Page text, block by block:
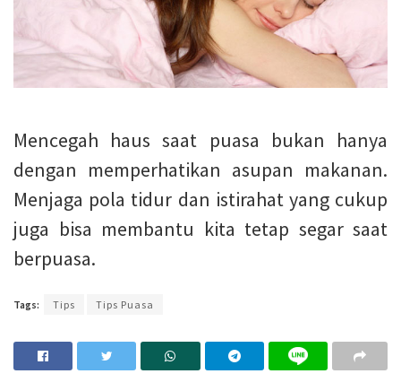
Mencegah haus saat puasa bukan hanya
dengan memperhatikan asupan makanan.
Menjaga pola tidur dan istirahat yang cukup
juga bisa membantu kita tetap segar saat
berpuasa.
Tags: Tips Tips Puasa